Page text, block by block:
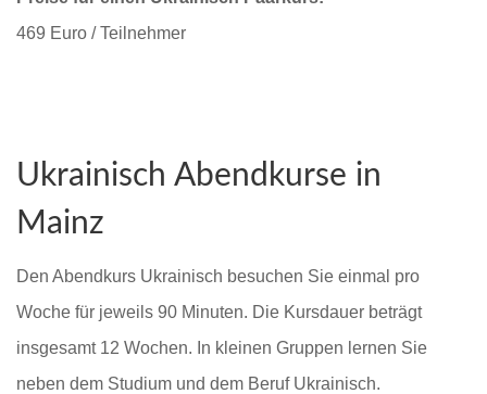
469 Euro / Teilnehmer
Ukrainisch Abendkurse in
Mainz
Den Abendkurs Ukrainisch besuchen Sie einmal pro
Woche für jeweils 90 Minuten. Die Kursdauer beträgt
insgesamt 12 Wochen. In kleinen Gruppen lernen Sie
neben dem Studium und dem Beruf Ukrainisch.